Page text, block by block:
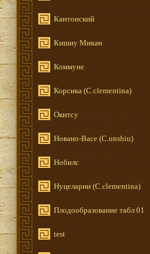
Кантонский
Кишиу Микан
Коммуне
Корсика (C.clementina)
Окитсу
Новано-Васе (C.unshiu)
Нобилс
Нуцеларни (C.clementina)
Плодообразование табл 01
test